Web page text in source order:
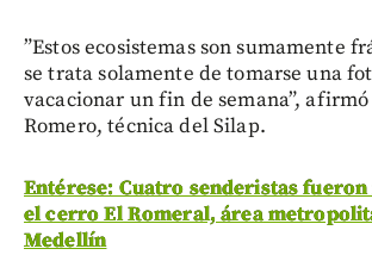
”Estos ecosistemas son sumamente
se trata solamente de tomarse una
vacacionar un fin de semana”,
Romero, técnica del Silap.
Entérese: Cuatro senderistas
el cerro El Romeral, área
Medellín